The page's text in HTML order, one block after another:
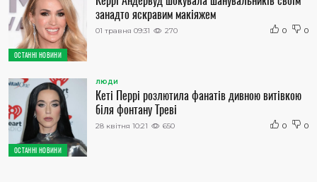
ОСТАННІ НОВИНИ
занадто яскравим макіяжем
01 травня 09:31 270 0 0
ОСТАННІ НОВИНИ
ЛЮДИ
Кеті Перрі розлютила фанатів дивною витівкою
біля фонтану Треві
28 квітня 10:21 650 0 0